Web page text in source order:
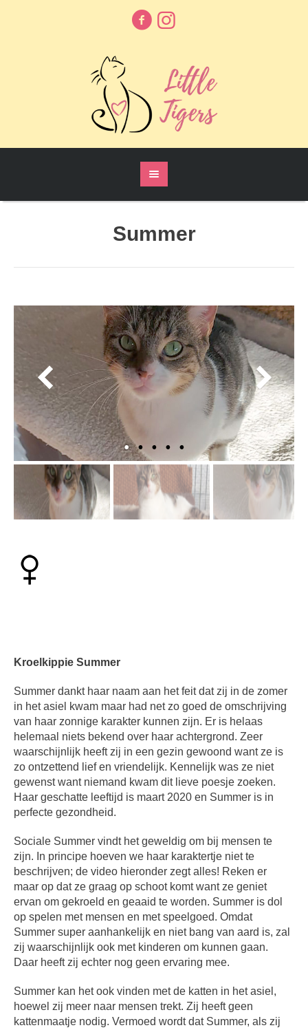
Summer
Kroelkippie Summer
Summer dankt haar naam aan het feit dat zij in de zomer
in het asiel kwam maar had net zo goed de omschrijving
van haar zonnige karakter kunnen zijn. Er is helaas
helemaal niets bekend over haar achtergrond. Zeer
waarschijnlijk heeft zij in een gezin gewoond want ze is
zo ontzettend lief en vriendelijk. Kennelijk was ze niet
gewenst want niemand kwam dit lieve poesje zoeken.
Haar geschatte leeftijd is maart 2020 en Summer is in
perfecte gezondheid.
Sociale Summer vindt het geweldig om bij mensen te
zijn. In principe hoeven we haar karaktertje niet te
beschrijven; de video hieronder zegt alles! Reken er
maar op dat ze graag op schoot komt want ze geniet
ervan om gekroeld en geaaid te worden. Summer is dol
op spelen met mensen en met speelgoed. Omdat
Summer super aanhankelijk en niet bang van aard is, zal
zij waarschijnlijk ook met kinderen om kunnen gaan.
Daar heeft zij echter nog geen ervaring mee.
Summer kan het ook vinden met de katten in het asiel,
hoewel zij meer naar mensen trekt. Zij heeft geen
kattenmaatje nodig. Vermoed wordt dat Summer, als zij